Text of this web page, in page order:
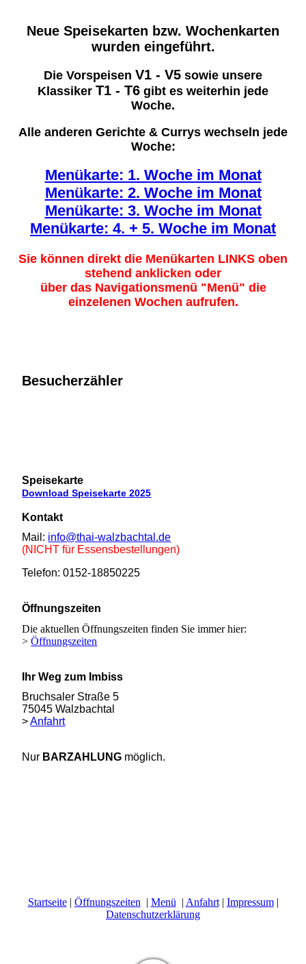
Neue Speisekarten bzw. Wochenkarten
wurden eingeführt.
Die Vorspeisen V1 - V5 sowie unsere
Klassiker T1 - T6 gibt es weiterhin jede
Woche.
Alle anderen Gerichte & Currys wechseln jede
Woche:
Menükarte: 1. Woche im Monat
Menükarte: 2. Woche im Monat
Menükarte: 3. Woche im Monat
Menükarte: 4. + 5. Woche im Monat
Sie können direkt die Menükarten LINKS oben
stehend anklicken oder
über das Navigationsmenü "Menü" die
einzelenen Wochen aufrufen.
Besucherzähler
Speisekarte
Download Speisekarte 2025
Kontakt
Mail: info@thai-walzbachtal.de
(NICHT für Essensbestellungen)
Telefon: 0152-18850225
Öffnungszeiten
Die aktuellen Öffnungszeiten finden Sie immer hier:
>Öffnungszeiten
Ihr Weg zum Imbiss
Bruchsaler Straße 5
75045 Walzbachtal
>Anfahrt
Nur BARZAHLUNG möglich.
Startseite| Öffnungszeiten | Menü | Anfahrt| Impressum|
Datenschutzerklärung